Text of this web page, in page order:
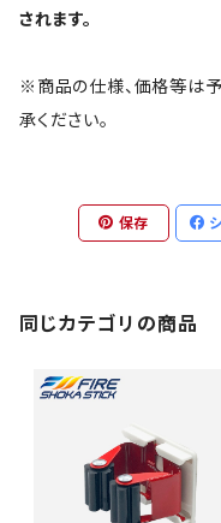
されます。
※商品の仕様、価格等は
承ください。
保存
同じカテゴリの商品